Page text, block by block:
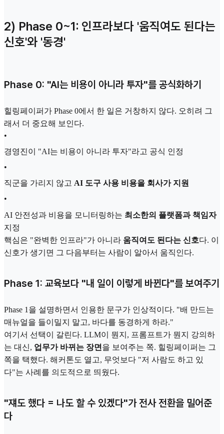
2) Phase 0~1: 인프라보다 '움직여도 된다는
신호'와 '동경'
Phase 0: "AI는 비용이 아니라 투자"를 공식화하기
힐링페이퍼가 Phase 0에서 한 일은 거창하지 않다. 오히려 그
래서 더 중요해 보인다.
•
경영진이 "AI는 비용이 아니라 투자"라고 공식 인정
•
직군을 가리지 않고 AI 도구 사용 비용을 회사가 지원
•
AI 안전성과 비용을 모니터링하는 최소한의 플랫폼과 책임자
지정
핵심은 "완벽한 인프라"가 아니라 움직여도 된다는 신호다. 이
신호가 생기면 그 다음부터는 사람이 알아서 움직인다.
Phase 1: 교육보다 "내 일이 이렇게 바뀐다"를 보여주기
Phase 1을 설명하면서 인용한 문구가 인상적이다. "배 만드는
매뉴얼을 들이밀지 말고, 바다를 동경하게 하라."
여기서 선택이 갈린다. LLM이 뭔지, 프롬프트가 뭔지 강의하
는 대신, 업무가 바뀌는 장면 을 보여주는 쪽. 힐링페이퍼는 그
쪽을 택했다. 해커톤도 열고, 무엇보다 "저 사람도 하고 있
다"는 사례를 의도적으로 띄웠다.
"쟤도 했다 = 나도 할 수 있겠다"가 전사 전환을 밀어준
다